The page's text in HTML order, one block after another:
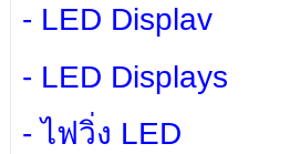
- LED Displav
- LED Displays
- ไฟวิ่ง LED